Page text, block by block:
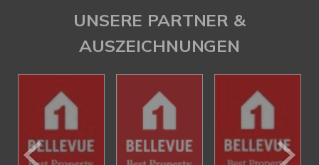
UNSERE PARTNER &
AUSZEICHNUNGEN